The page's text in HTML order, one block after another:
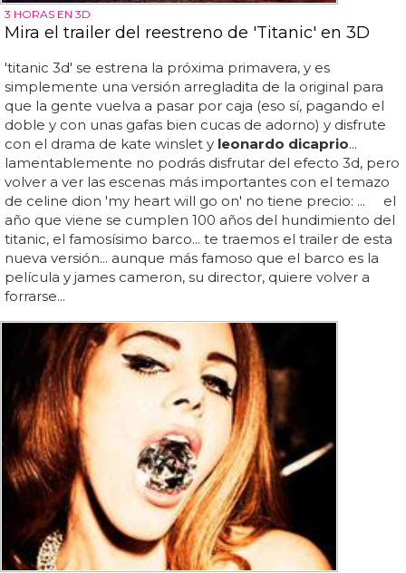
3 HORAS EN 3D
Mira el trailer del reestreno de 'Titanic' en 3D
'titanic 3d' se estrena la próxima primavera, y es
simplemente una versión arregladita de la original para
que la gente vuelva a pasar por caja (eso sí, pagando el
doble y con unas gafas bien cucas de adorno) y disfrute
con el drama de kate winslet y leonardo dicaprio...
lamentablemente no podrás disfrutar del efecto 3d, pero
volver a ver las escenas más importantes con el temazo
de celine dion 'my heart will go on' no tiene precio: ... el
año que viene se cumplen 100 años del hundimiento del
titanic, el famosísimo barco... te traemos el trailer de esta
nueva versión... aunque más famoso que el barco es la
película y james cameron, su director, quiere volver a
forrarse...